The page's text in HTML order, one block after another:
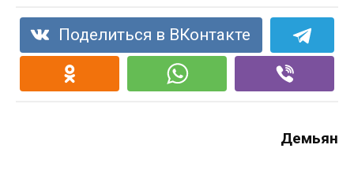
Поделиться в ВКонтакте
Демьян